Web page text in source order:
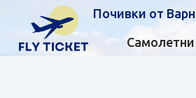
Почивки от